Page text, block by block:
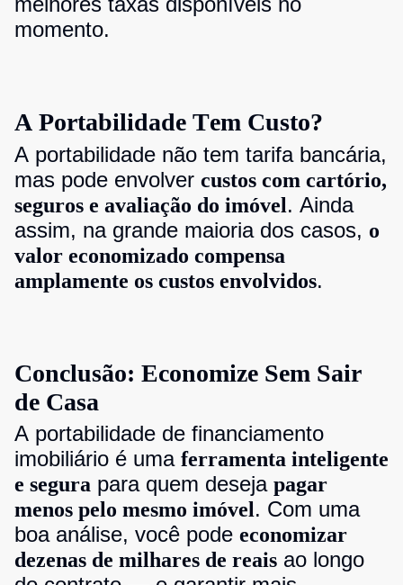
momento.
A Portabilidade Tem Custo?
A portabilidade não tem tarifa bancária,
mas pode envolver custos com cartório,
seguros e avaliação do imóvel. Ainda
assim, na grande maioria dos casos, o
valor economizado compensa
amplamente os custos envolvidos.
Conclusão: Economize Sem Sair
de Casa
A portabilidade de financiamento
imobiliário é uma ferramenta inteligente
e segura para quem deseja pagar
menos pelo mesmo imóvel. Com uma
boa análise, você pode economizar
dezenas de milhares de reais ao longo